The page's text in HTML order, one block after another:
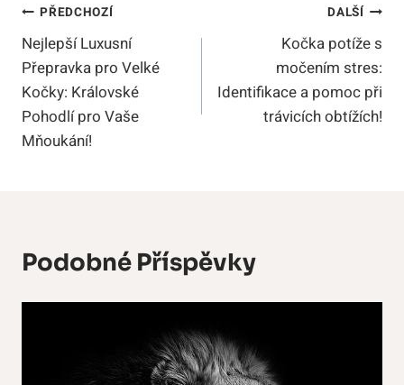
Navigace
Pro
Příspěvek
PŘEDCHOZÍ
Nejlepší Luxusní
Přepravka pro Velké
Kočky: Královské
Pohodlí pro Vaše
Mňoukání!
DALŠÍ
Kočka potíže s
močením stres:
Identifikace a pomoc při
trávicích obtížích!
Podobné Příspěvky